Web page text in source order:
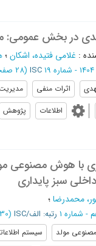
در بخش عمومی:
: غلامی فتیده، اشکان؛
ISC (‎28 صفحه -
اثرات منفی
اطلاعات پژوهش
با هوش مصنوعی
سبز پایداری
محمدرضا؛
رتبه: الف/ISC (‎30 صفحه -
مولد سیستم